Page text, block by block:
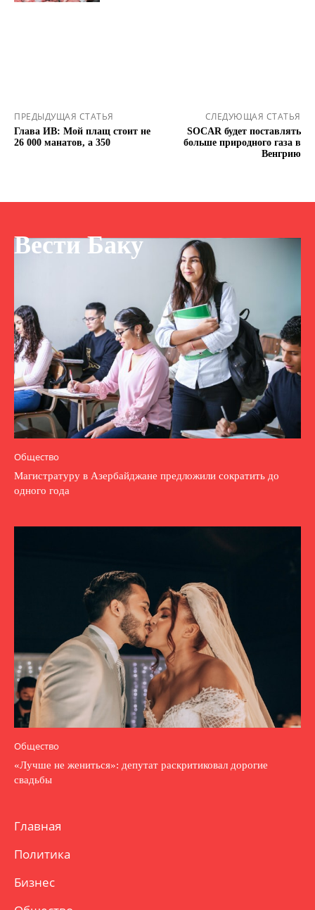
ПРЕДЫДУЩАЯ СТАТЬЯ
Глава ИВ: Мой плащ стоит не
26 000 манатов, а 350
СЛЕДУЮЩАЯ СТАТЬЯ
SOCAR будет поставлять
больше природного газа в
Венгрию
Вести Баку
Общество
Магистратуру в Азербайджане предложили сократить до
одного года
Общество
«Лучше не жениться»: депутат раскритиковал дорогие
свадьбы
Главная
Политика
Бизнес